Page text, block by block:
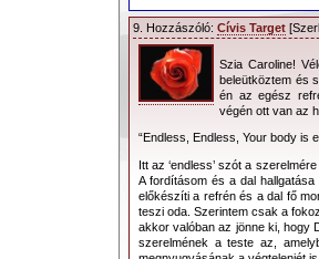
9. Hozzászóló: Cívis Target
Szia Caroline!
beleütköztem és
én az egész
végén ott van az
“Endless, Endless, Your body is
Itt az ‘endless’ szót a
A fordításom és a dal
előkészíti a refrén és a dal fő
teszi oda. Szerintem csak a
akkor valóban az jönne ki, hogy
szerelmének a teste az,